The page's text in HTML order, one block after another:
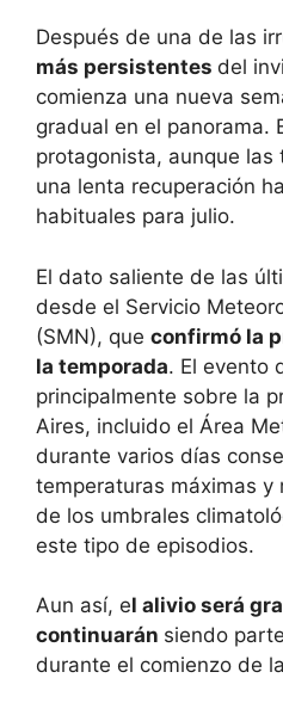
Después de una de las
más persistentes del
comienza una nueva
gradual en el panorama.
protagonista, aunque las
una lenta recuperación
habituales para julio.
El dato saliente de las
desde el Servicio
(SMN), que confirmó la
la temporada. El evento
principalmente sobre la
Aires, incluido el Área
durante varios días
temperaturas máximas y
de los umbrales
este tipo de episodios.
Aun así, el alivio será
continuarán siendo
durante el comienzo de